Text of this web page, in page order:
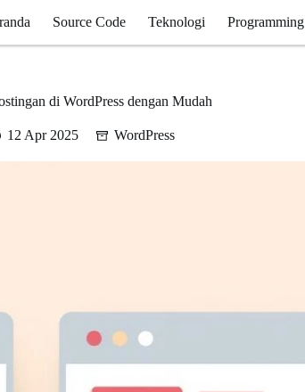
Source Code Teknologi Programming
di WordPress dengan Mudah
12 Apr 2025 WordPress